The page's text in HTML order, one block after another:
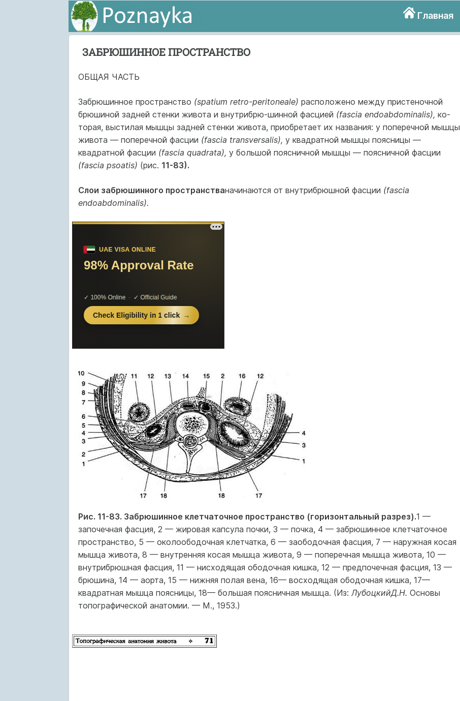
Главная
ЗАБРЮШИННОЕ ПРОСТРАНСТВО
ОБЩАЯ ЧАСТЬ
Забрюшинное пространство (spatium retro-peritoneale) расположено между пристеночной
брюшиной задней стенки живота и внутрибрю-шинной фасцией (fascia endoabdominalis), ко­
торая, выстилая мышцы задней стенки живо­та, приобретает их названия: у поперечной мышцы
живота — поперечной фасции (fascia transversalis), у квадратной мышцы поясницы —
квадратной фасции (fascia quadrata), у большой поясничной мышцы — поясничной фасции
(fascia psoatis) (рис. 11-83).
Слои забрюшинного пространстваначинаются от внутрибрюшной фасции (fascia
endoabdominalis).
Рис. 11-83. Забрюшинное клетчаточное пространство (горизонтальный разрез).1 —
започечная фасция, 2 — жировая капсула почки, 3 — почка, 4 — забрюшинное клетчаточное
пространство, 5 — околоободочная клетчатка, 6 — заободочная фасция, 7 — наружная косая
мышца живота, 8 — внутренняя косая мышца живота, 9 — поперечная мышца живота, 10 —
внутрибрюшная фасция, 11 — нисходящая ободочная кишка, 12 — предпочечная фасция, 13 —
брюшина, 14 — аорта, 15 — нижняя полая вена, 16— восходящая ободочная кишка, 17—
квадратная мышца поясницы, 18— большая поясничная мышца. (Из:ЛубоцкийД.Н. Основы
топографической анатомии. — М., 1953.)